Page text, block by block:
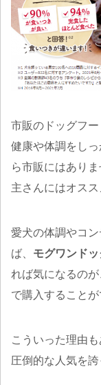
市販のドッグフ
健康や体調をし
ら市販にはあり
主さんにはオスス
愛犬の体調やコ
ば、 モグワンド
れば気になるの
で購入することが
こういった理由
圧倒的な人気を誇